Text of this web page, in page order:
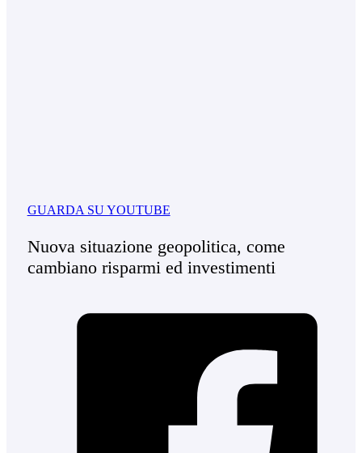
GUARDA SU YOUTUBE
Nuova situazione geopolitica, come
cambiano risparmi ed investimenti